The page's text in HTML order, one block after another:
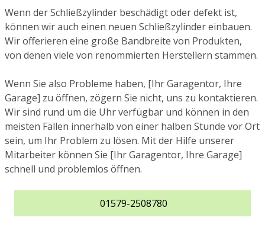
Wenn der Schließzylinder beschädigt oder defekt ist,
können wir auch einen neuen Schließzylinder einbauen.
Wir offerieren eine große Bandbreite von Produkten,
von denen viele von renommierten Herstellern stammen.
Wenn Sie also Probleme haben, [Ihr Garagentor, Ihre
Garage] zu öffnen, zögern Sie nicht, uns zu kontaktieren.
Wir sind rund um die Uhr verfügbar und können in den
meisten Fällen innerhalb von einer halben Stunde vor Ort
sein, um Ihr Problem zu lösen. Mit der Hilfe unserer
Mitarbeiter können Sie [Ihr Garagentor, Ihre Garage]
schnell und problemlos öffnen.
01579-2508780